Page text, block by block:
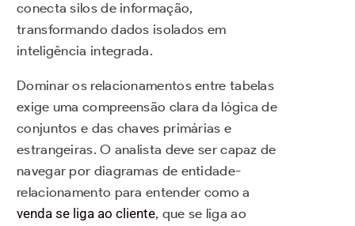
conecta silos de informação,
transformando dados isolados em
inteligência integrada.
Dominar os relacionamentos entre tabelas
exige uma compreensão clara da lógica de
conjuntos e das chaves primárias e
estrangeiras. O analista deve ser capaz de
navegar por diagramas de entidade-
relacionamento para entender como a
venda se liga ao cliente, que se liga ao